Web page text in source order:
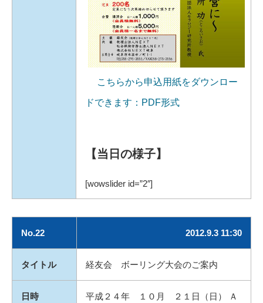
こちらから申込用紙をダウンロー
ドできます：PDF形式
【当日の様子】
[wowslider id=”2″]
No.22 2012.9.3 11:30
タイトル 経友会 ボーリング大会のご案内
日時
平成２４年 １０月 ２１日（日） Ａ